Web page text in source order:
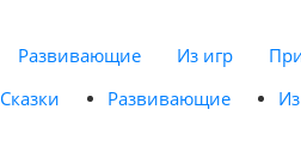
Развивающие Из игр
Сказки Развивающие